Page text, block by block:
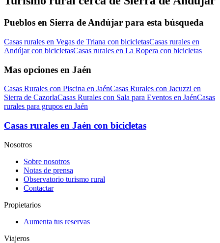
Pueblos en Sierra de Andújar para esta búsqueda
Casas rurales en Vegas de Triana con bicicletasCasas rurales en
Andújar con bicicletasCasas rurales en La Ropera con bicicletas
Mas opciones en Jaén
Casas Rurales con Piscina en JaénCasas Rurales con Jacuzzi en
Sierra de CazorlaCasas Rurales con Sala para Eventos en JaénCasas
rurales para grupos en Jaén
Casas rurales en Jaén con bicicletas
Nosotros
Sobre nosotros
Notas de prensa
Observatorio turismo rural
Contactar
Propietarios
Aumenta tus reservas
Viajeros